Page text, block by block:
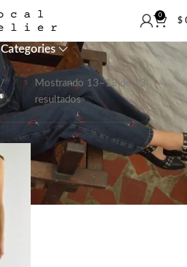
0
$
S
Categories
Mostrando 13–13 de 13
resultados